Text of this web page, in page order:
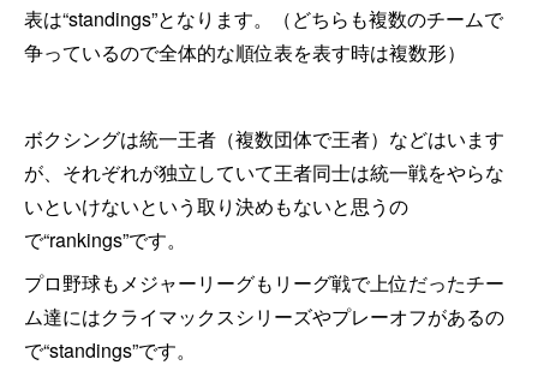
表は“standings”となります。（どちらも複数のチームで
争っているので全体的な順位表を表す時は複数形）
ボクシングは統一王者（複数団体で王者）などはいます
が、それぞれが独立していて王者同士は統一戦をやらな
いといけないという取り決めもないと思うの
で“rankings”です。
プロ野球もメジャーリーグもリーグ戦で上位だったチー
ム達にはクライマックスシリーズやプレーオフがあるの
で“standings”です。